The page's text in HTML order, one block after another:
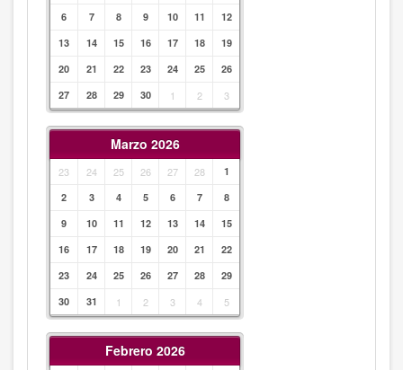
6
7 8 9 10 11
12
13
14 15 16 17 18
19
20
21 22 23 24 25
26
27
28 29 30 1 2 3
Marzo 2026
23 24 25 26 27 28
1
2
3 4 5 6 7
8
9
10 11 12 13 14
15
16
17 18 19 20 21
22
23
24 25 26 27 28
29
30
31 1 2 3 4 5
Febrero 2026